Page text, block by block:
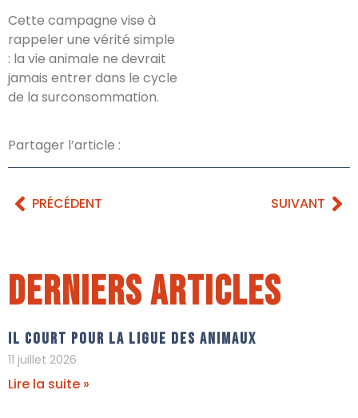
Cette campagne vise à
rappeler une vérité simple
: la vie animale ne devrait
jamais entrer dans le cycle
de la surconsommation.
Partager l’article :
PRÉCÉDENT SUIVANT
Derniers articles
Il court pour La Ligue Des Animaux
11 juillet 2026
Lire la suite »